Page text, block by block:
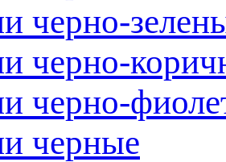
черно-
черно-
черно-
черные